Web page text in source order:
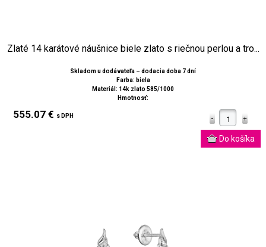
Zlaté 14 karátové náušnice biele zlato s riečnou perlou a tro...
Skladom u dodávateľa – dodacia doba 7 dní
Farba: biela
Materiál: 14k zlato 585/1000
Hmotnosť:
555.07 € s DPH